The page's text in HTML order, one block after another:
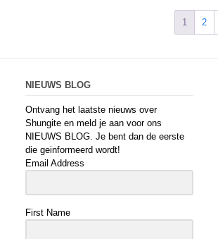
1 2
NIEUWS BLOG
Ontvang het laatste nieuws over
Shungite en meld je aan voor ons
NIEUWS BLOG. Je bent dan de eerste
die geinformeerd wordt!
Email Address
First Name